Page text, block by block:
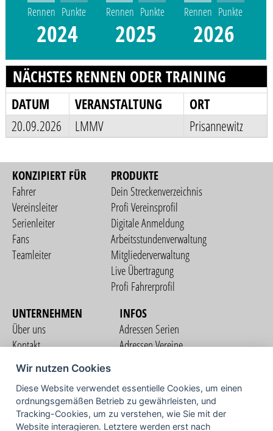
Rennen Punkte
2024
Rennen Punkte
2025
Rennen Punkte
2026
NÄCHSTES RENNEN ODER TRAINING
DATUM VERANSTALTUNG
ORT
20.09.2026
LMMV Prisannewitz
KONZIPIERT FÜR
Fahrer
Vereinsleiter
Serienleiter
Fans
Teamleiter
PRODUKTE
Dein Streckenverzeichnis
Profi Vereinsprofil
Digitale Anmeldung
Arbeitsstundenverwaltung
Mitgliederverwaltung
Live Übertragung
Profi Fahrerprofil
UNTERNEHMEN
Über uns
Kontakt
Nutzungsbedingungen
Datenschutzerklärung
Impressum
INFOS
Adressen Serien
Adressen Vereine
COMMUNITY
Wir nutzen Cookies
Diese Website verwendet essentielle Cookies, um einen
ordnungsgemäßen Betrieb zu gewährleisten, und
Tracking-Cookies, um zu verstehen, wie Sie mit der
Website interagieren. Letztere werden erst nach